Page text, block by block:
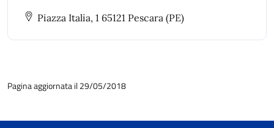
urbanistici, piani di settore e piani speciali anche
intercomunali.
Piazza Italia, 1 65121 Pescara (PE)
Pagina aggiornata il 29/05/2018